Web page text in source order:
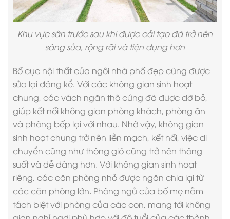
Khu vực sân trước sau khi được cải tạo đã trở nên
sáng sủa, rộng rãi và tiện dụng hơn
Bố cục nội thất của ngôi nhà phố đẹpcũng được
sửa lại đáng kể. Với các không gian sinh hoạt
chung, các vách ngăn thô cứng đã được dỡ bỏ,
giúp kết nối không gian phòng khách, phòng ăn
và phòng bếp lại với nhau. Nhờ vậy, không gian
sinh hoạt chung trở nên liền mạch, kết nối, việc di
chuyển cũng như thông gió cũng trở nên thông
suốt và dễ dàng hơn. Với không gian sinh hoạt
riêng, các căn phòng nhỏ được ngăn chia lại từ
các căn phòng lớn. Phòng ngủ của bố mẹ nằm
tách biệt với phòng của các con, mang tới không